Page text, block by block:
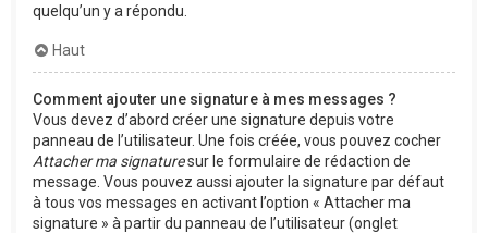
quelqu’un y a répondu.
Haut
Comment ajouter une signature à mes messages ?
Vous devez d’abord créer une signature depuis votre
panneau de l’utilisateur. Une fois créée, vous pouvez cocher
Attacher ma signaturesur le formulaire de rédaction de
message. Vous pouvez aussi ajouter la signature par défaut
à tous vos messages en activant l’option « Attacher ma
signature » à partir du panneau de l’utilisateur (onglet